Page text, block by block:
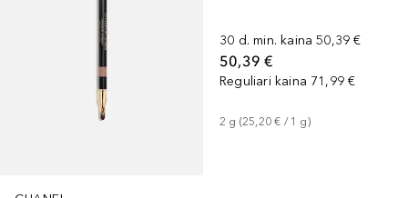
30 d. min. kaina 50,39 €
50,39 €
Reguliari kaina 71,99 €
2 g (25,20 € / 1 g)